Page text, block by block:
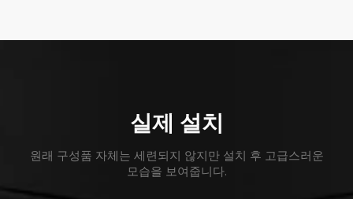
실제 설치
원래 구성품 자체는 세련되지 않지만 설치 후 고급스러운
모습을 보여줍니다.